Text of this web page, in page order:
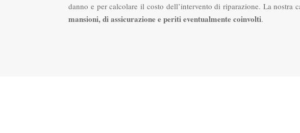
danno e per calcolare il costo dell’intervento di riparazione. La
mansioni, di assicurazione e periti eventualmente coinvolti.